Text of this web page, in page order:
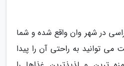
در شهر وان واقع شده و شما
می توانید به راحتی آن را پیدا